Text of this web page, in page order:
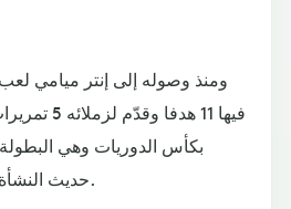
فيها 11
بكأس الدوريات وهي البطولة
حديث النشأة الذي تأسس عام 2018.